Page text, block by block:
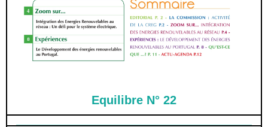
Equilibre N° 22